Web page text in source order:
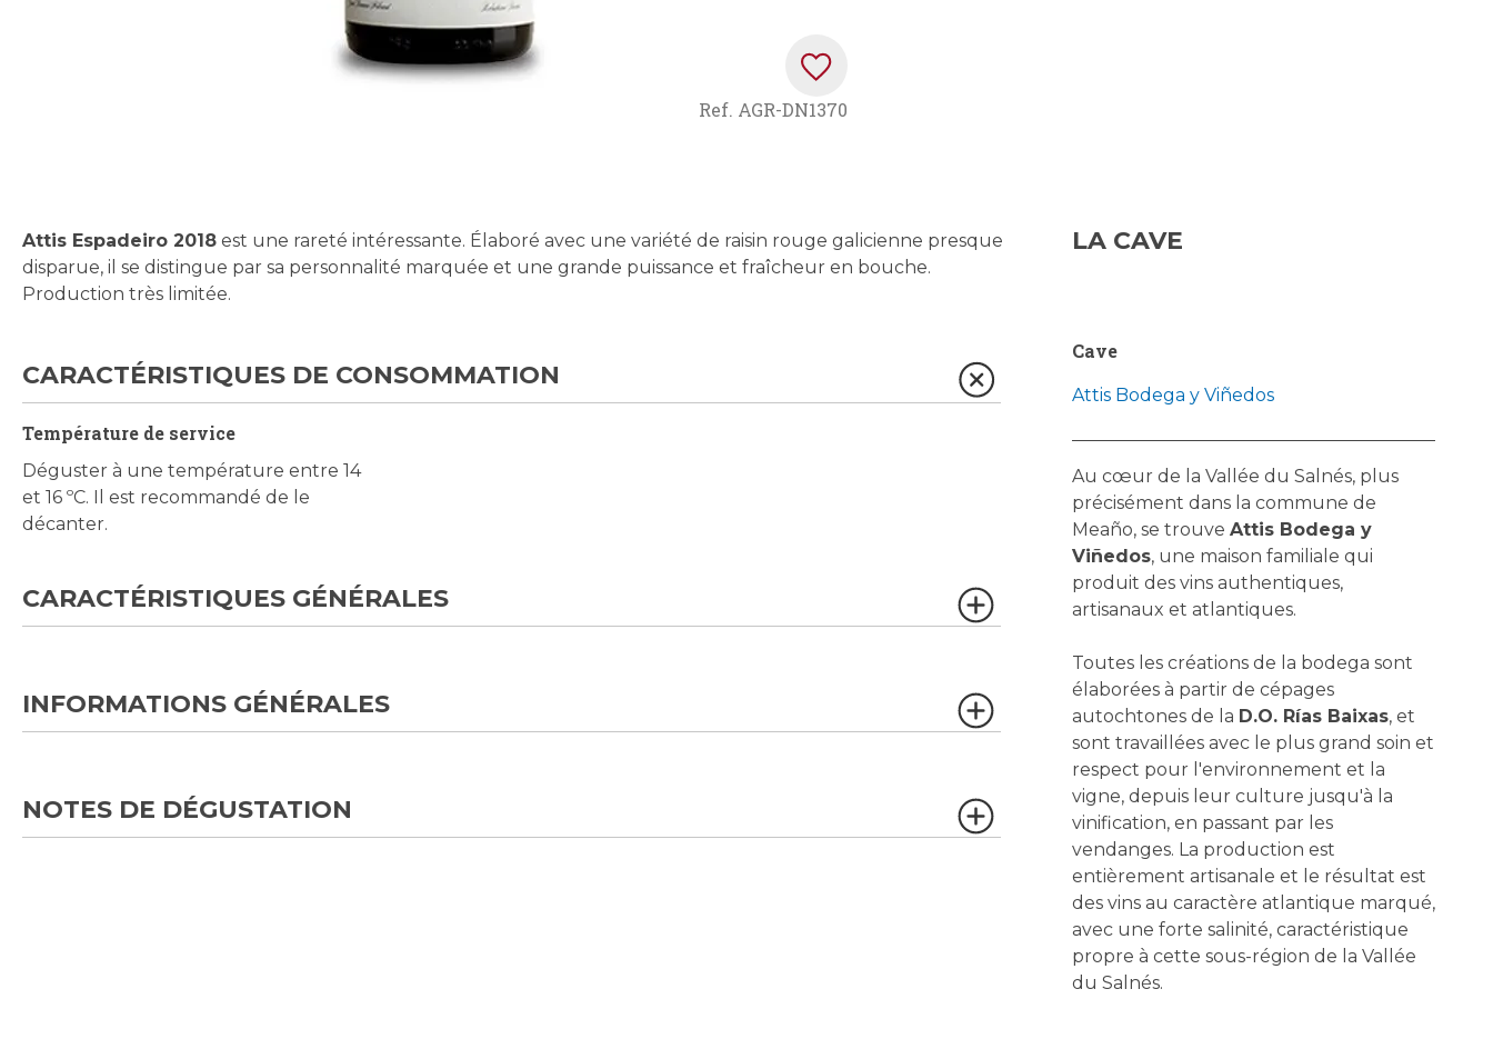
of
the
images
Ref. AGR-DN1370
Attis Espadeiro 2018 est une rareté intéressante. Élaboré avec une variété de raisin rouge galicienne presque
disparue, il se distingue par sa personnalité marquée et une grande puissance et fraîcheur en bouche.
Production très limitée.
CARACTÉRISTIQUES DE CONSOMMATION
Température de service
Déguster à une température entre 14
et 16 ºC. Il est recommandé de le
décanter.
CARACTÉRISTIQUES GÉNÉRALES
INFORMATIONS GÉNÉRALES
NOTES DE DÉGUSTATION
LA CAVE
Cave
Attis Bodega y Viñedos
Au cœur de la Vallée du Salnés, plus
précisément dans la commune de
Meaño, se trouve Attis Bodega y
Viñedos, une maison familiale qui
produit des vins authentiques,
artisanaux et atlantiques.
Toutes les créations de la bodega sont
élaborées à partir de cépages
autochtones de la D.O. Rías Baixas, et
sont travaillées avec le plus grand soin et
respect pour l'environnement et la
vigne, depuis leur culture jusqu'à la
vinification, en passant par les
vendanges. La production est
entièrement artisanale et le résultat est
des vins au caractère atlantique marqué,
avec une forte salinité, caractéristique
propre à cette sous-région de la Vallée
du Salnés.